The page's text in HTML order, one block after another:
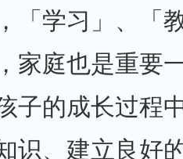
「学习」、「
家庭也是重要
子的成长过程
识、建立良好